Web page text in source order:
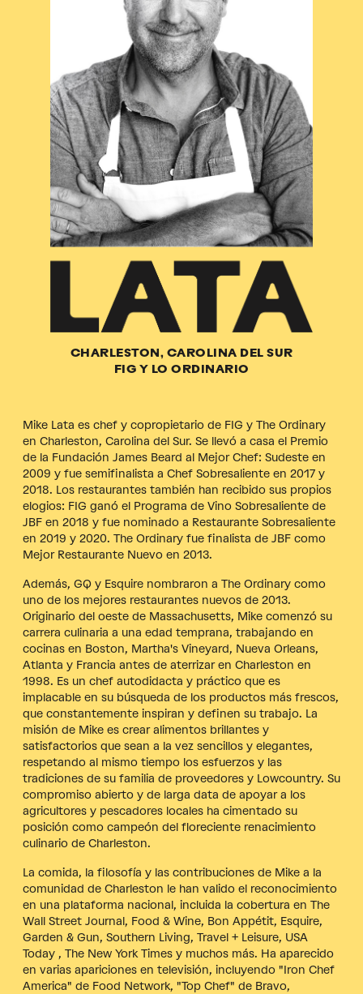
CHARLESTON, CAROLINA DEL SUR
FIG Y LO ORDINARIO
Mike Lata es chef y copropietario de FIG y The Ordinary
en Charleston, Carolina del Sur. Se llevó a casa el Premio
de la Fundación James Beard al Mejor Chef: Sudeste en
2009 y fue semifinalista a Chef Sobresaliente en 2017 y
2018. Los restaurantes también han recibido sus propios
elogios: FIG ganó el Programa de Vino Sobresaliente de
JBF en 2018 y fue nominado a Restaurante Sobresaliente
en 2019 y 2020. The Ordinary fue finalista de JBF como
Mejor Restaurante Nuevo en 2013.
Además, GQ y Esquire nombraron a The Ordinary como
uno de los mejores restaurantes nuevos de 2013.
Originario del oeste de Massachusetts, Mike comenzó su
carrera culinaria a una edad temprana, trabajando en
cocinas en Boston, Martha's Vineyard, Nueva Orleans,
Atlanta y Francia antes de aterrizar en Charleston en
1998. Es un chef autodidacta y práctico que es
implacable en su búsqueda de los productos más frescos,
que constantemente inspiran y definen su trabajo. La
misión de Mike es crear alimentos brillantes y
satisfactorios que sean a la vez sencillos y elegantes,
respetando al mismo tiempo los esfuerzos y las
tradiciones de su familia de proveedores y Lowcountry. Su
compromiso abierto y de larga data de apoyar a los
agricultores y pescadores locales ha cimentado su
posición como campeón del floreciente renacimiento
culinario de Charleston.
La comida, la filosofía y las contribuciones de Mike a la
comunidad de Charleston le han valido el reconocimiento
en una plataforma nacional, incluida la cobertura en The
Wall Street Journal, Food & Wine, Bon Appétit, Esquire,
Garden & Gun, Southern Living, Travel + Leisure, USA
Today , The New York Times y muchos más. Ha aparecido
en varias apariciones en televisión, incluyendo "Iron Chef
America" de Food Network, "Top Chef" de Bravo,